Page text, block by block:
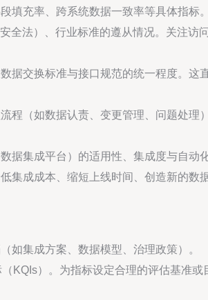
填充率、跨系统数据一致率等具体指标。
全法）、行业标准的遵从情况。关注访
据交换标准与接口规范的统一程度。这
程（如数据认责、变更管理、问题处理
据集成平台）的适用性、集成度与自动化
集成成本、缩短上线时间、创造新的数
如集成方案、数据模型、治理政策）。
KQIs）。为指标设定合理的评估基准或